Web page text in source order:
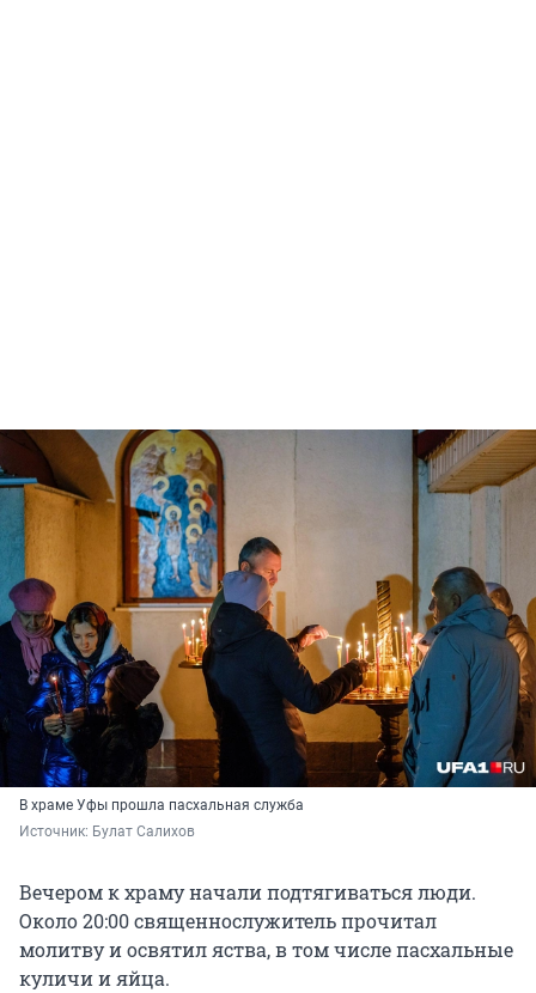
В храме Уфы прошла пасхальная служба
Источник: Булат Салихов
Вечером к храму начали подтягиваться люди.
Около 20:00 священнослужитель прочитал
молитву и освятил яства, в том числе пасхальные
куличи и яйца.